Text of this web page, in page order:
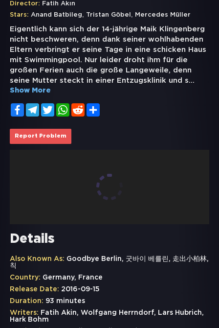
Director: Fatih Akın
Stars: Anand Batbileg, Tristan Göbel , Mercedes Müller
Eigentlich kann sich der 14-jährige Maik Klingenberg
nicht beschweren, denn dank seiner wohlhabenden
Eltern verbringt er seine Tage in eine schicken Haus
mit Swimmingpool. Nur leider droht ihm für die
großen Ferien auch die große Langeweile, denn
seine Mutter steckt in einer Entzugsklinik und s...
Show More
FacebookTelegramTwitterWhatsApp
Reddit
Report Problem
Details
Also Known As: Goodbye Berlin, 굿바이 베를린, 走出小柏林,
칙
Country: Germany, France
Release Date: 2016-09-15
Duration: 93 minutes
Writers: Fatih Akin, Wolfgang Herrndorf, Lars Hubrich,
Hark Bohm